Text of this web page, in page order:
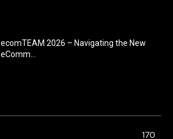
ecomTEAM 2026 – Navigating the New
eComm...
170